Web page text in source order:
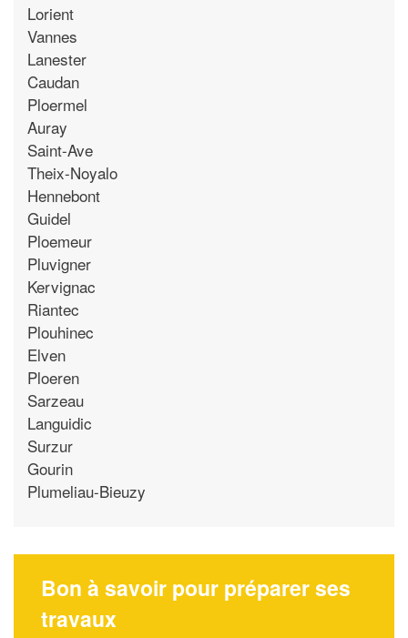
Lorient
Vannes
Lanester
Caudan
Ploermel
Auray
Saint-Ave
Theix-Noyalo
Hennebont
Guidel
Ploemeur
Pluvigner
Kervignac
Riantec
Plouhinec
Elven
Ploeren
Sarzeau
Languidic
Surzur
Gourin
Plumeliau-Bieuzy
Bon à savoir pour préparer ses
travaux